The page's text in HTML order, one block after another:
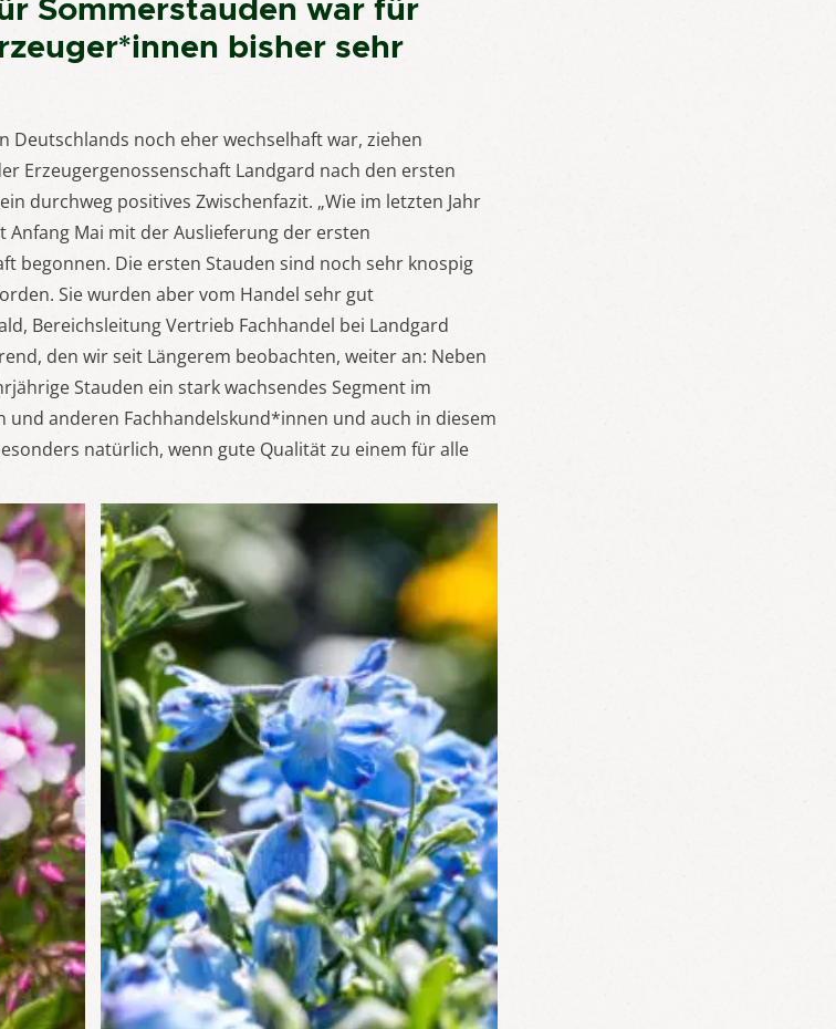
Sommerstauden war für
bisher sehr
Deutschlands noch eher wechselhaft war, ziehen
Erzeugergenossenschaft Landgard nach den ersten
durchweg positives Zwischenfazit. „Wie im letzten Jahr
Mai mit der Auslieferung der ersten
begonnen. Die ersten Stauden sind noch sehr knospig
Sie wurden aber vom Handel sehr gut
Bereichsleitung Vertrieb Fachhandel bei Landgard
den wir seit Längerem beobachten, weiter an: Neben
Stauden ein stark wachsendes Segment im
anderen Fachhandelskund*innen und auch in diesem
natürlich, wenn gute Qualität zu einem für alle